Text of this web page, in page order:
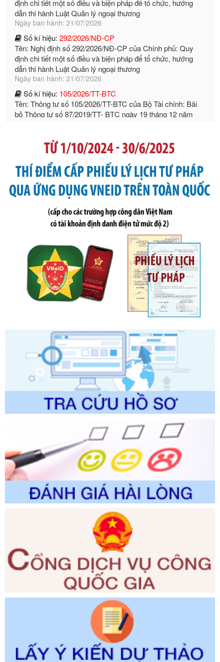
Tên: Nghị định số 292/2026/NĐ-CP của Chính phủ: Quy
định chi tiết một số điều và biện pháp để tổ chức, hướng
dẫn thi hành Luật Quản lý ngoại thương
Ngày ban hành: 21/07/2026
Số kí hiệu:105/2026/TT-BTC
Tên: Thông tư số 105/2026/TT-BTC của Bộ Tài chính: Bãi
bỏ Thông tư số 87/2019/TT- BТC ngày 19 tháng 12 năm
2019 của Bộ trưởng Bộ Tài chính hướng dẫn thực hiện xử
phạt vi phạm hành chính trong lĩnh vực kho bạc nhà nước
Ngày ban hành: 21/07/2026
Số kí hiệu:291/2026/NĐ-CP
ngày 19 tháng 10 năm 2020 của Chính phủ quy định xử
phạt vi phạm hành chính về thuế, hóa đơn được sửa đổi, bổ
sung bởi Nghị định số 102/2021/NĐ-CP
Ngày ban hành: 20/07/2026
Số kí hiệu: 2303/QĐ-UBND
Tên: Quyết định công bố Danh mục thủ tục hành chính mới
ban hành, được sửa đổi, bổ sung, bị bãi bỏ và phê duyệt
Quy trình nội bộ, quy trình điện tử giải quyết thủ tục hành
chính trong một số lĩnh vực thuộc phạm vi chức năng quản
lý của Sở Văn hóa, Thể tha
Ngày ban hành: 01/06/2026
Số kí hiệu:2304/QĐ-UBND
Tên: Quyết định công bố Danh mục thủ tục hành chính
được sửa đổi, bổ sung và phê duyệt Quy trình nội bộ, quy
trình điện tử giải quyết thủ tục hành chính trong lĩnh vực Du
lịch thuộc phạm vi chức năng quản lý của Sở Văn hóa, Thể
Ngày ban hành: 01/06/2026
Số kí hiệu:2310/QĐ-UBND
Tên: Về việc công bố Danh mục thủ tục hành chính sửa
đổi, bổ sung và phê duyệt Quy trình nội bộ, quy trình điện tử
trong giải quyết thủtục hành chính lĩnh vực biến đổi khí hậu
thuộc phạm vi giải quyết của Sở Nông nghiệp và Môi
Ngày ban hành: 01/06/2026
Tên: V/v công bố danh mục thủ tục hành chính được sửa
đổi, bổ sung và phê duyệt quy trình nội bộ, quy trình điện tử
giải quyết thủ tục hành chính trong lĩnh vực Luật sư thuộc
phạm vi chức năng quản lý của Sở Tư pháp
Ngày ban hành: 01/06/2026
Số kí hiệu:351/2025/NĐ-CP
Tên: Nghị định số 351/2025/NĐ-CP của Chính phủ: Quy
định chuẩn nghèo đa chiều quốc gia giai đoạn 2026 - 2030
Ngày ban hành: 29/12/2026
3014/QĐ-UBND
Tên: Quyết định về việc công bố danh mục thủ tục hành
chính ban hành mới, sửa đổi bổ sung trong lĩnh vực hỗ trợ
đầu tư, lĩnh vực đấu thầu lựa chọn nhà thầu thuộc thẩm
quyền giải quyết của Sở Tài chính và Ban Quản lý Khu kinh
tế Đông Nam Nghệ An
Ngày ban hành: 23/09/2026
292/2026/NĐ-CP
Tên: Nghị định số 292/2026/NĐ-CP của Chính phủ: Quy
định chi tiết một số điều và biện pháp để tổ chức, hướng
dẫn thi hành Luật Quản lý ngoại thương
Ngày ban hành: 21/07/2026